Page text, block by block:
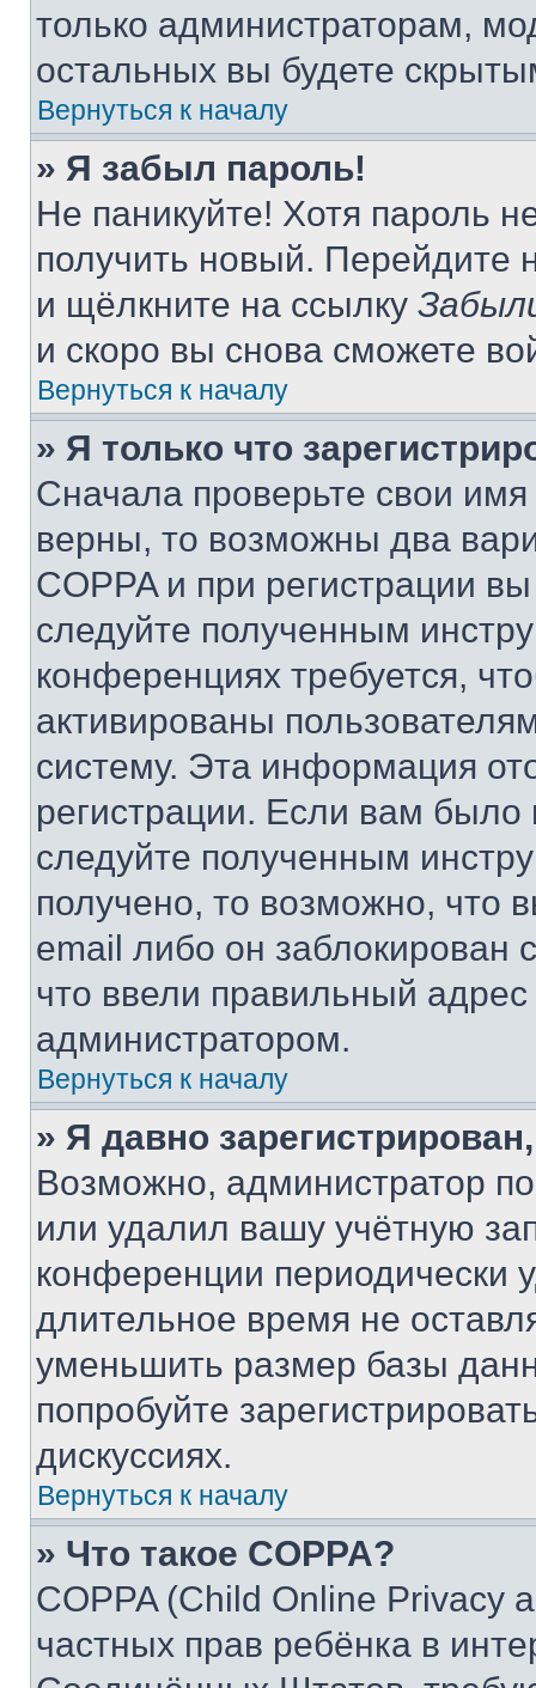
только администраторам,
остальных вы будете
Вернуться к началу
» Я забыл пароль!
Не паникуйте! Хотя пароль
получить новый. Перейдите
и щёлкните на ссылку
и скоро вы снова сможете
Вернуться к началу
» Я только что
Сначала проверьте свои
верны, то возможны два
COPPA и при регистрации
следуйте полученным
конференциях требуется,
активированы
систему. Эта информация
регистрации. Если вам
следуйте полученным
получено, то возможно, что
email либо он
что ввели правильный адрес
администратором.
Вернуться к началу
» Я давно
Возможно, администратор
или удалил вашу учётную
конференции периодически
длительное время не
уменьшить размер базы
попробуйте
дискуссиях.
Вернуться к началу
» Что такое COPPA?
COPPA (Child Online Privacy
частных прав ребёнка в